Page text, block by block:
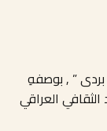
بردى ” , بوصفهِ
العراقي